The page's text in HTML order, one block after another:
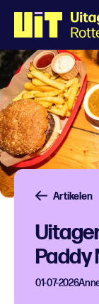
Artikelen
Paddy
01-07-2026